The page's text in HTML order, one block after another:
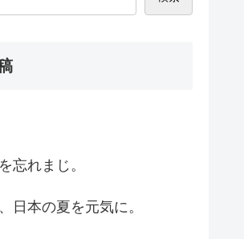
忘れまじ。
日本の夏を元気に。